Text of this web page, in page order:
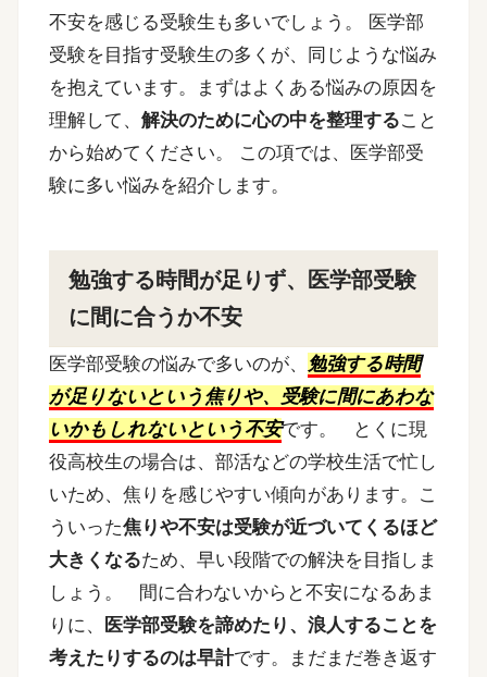
不安を感じる受験生も多いでしょう。
医学部
受験を目指す受験生の多くが、同じような悩み
を抱えています。まずはよくある悩みの原因を
理解して、解決のために心の中を整理すること
から始めてください。
この項では、医学部受
験に多い悩みを紹介します。
勉強する時間が足りず、医学部受験
に間に合うか不安
医学部受験の悩みで多いのが、 勉強する時間
が足りないという焦りや、受験に間にあわな
いかもしれないという不安です。
とくに現
役高校生の場合は、部活などの学校生活で忙し
いため、焦りを感じやすい傾向があります。こ
ういった焦りや不安は受験が近づいてくるほど
大きくなるため、早い段階での解決を目指しま
しょう。
間に合わないからと不安になるあま
りに、
医学部受験を諦めたり、浪人することを
考えたりするのは早計です。まだまだ巻き返す